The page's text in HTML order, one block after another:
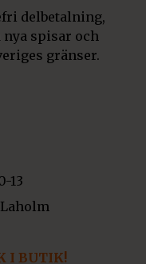
delbetalning,
nya spisar och
gränser.
13
Laholm
I BUTIK!